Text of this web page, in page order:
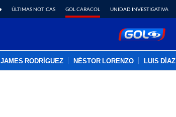
ÚLTIMAS NOTICAS GOL CARACOL UNIDAD INVESTIGATIVA
JAMES RODRÍGUEZ NÉSTOR LORENZO LUIS DÍAZ